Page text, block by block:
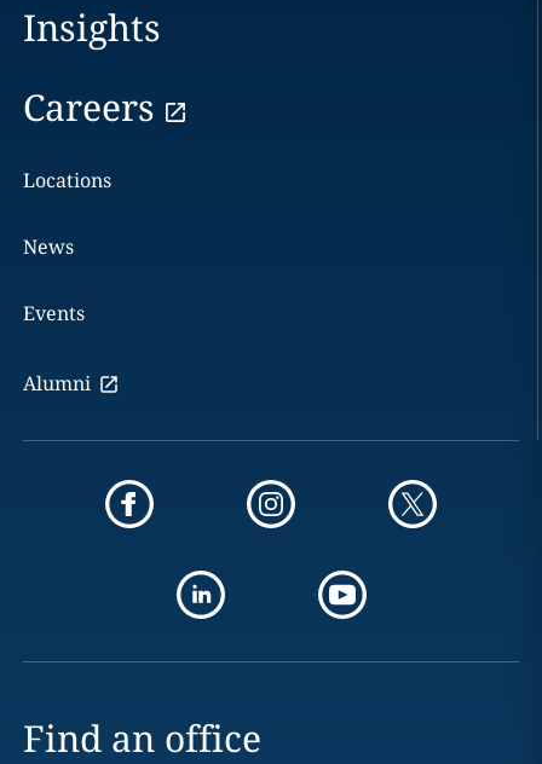
Insights
Careers
Locations
News
Events
Alumni
Find an office